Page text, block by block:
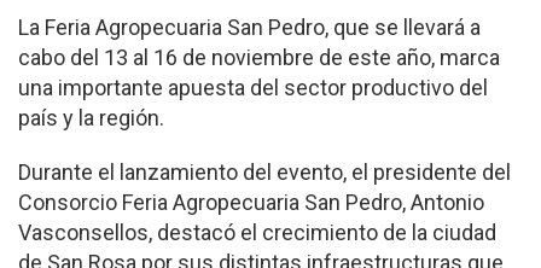
La Feria Agropecuaria San Pedro, que se llevará a
cabo del 13 al 16 de noviembre de este año, marca
una importante apuesta del sector productivo del
país y la región.
Durante el lanzamiento del evento, el presidente del
Consorcio Feria Agropecuaria San Pedro, Antonio
Vasconsellos, destacó el crecimiento de la ciudad
de San Rosa por sus distintas infraestructuras que